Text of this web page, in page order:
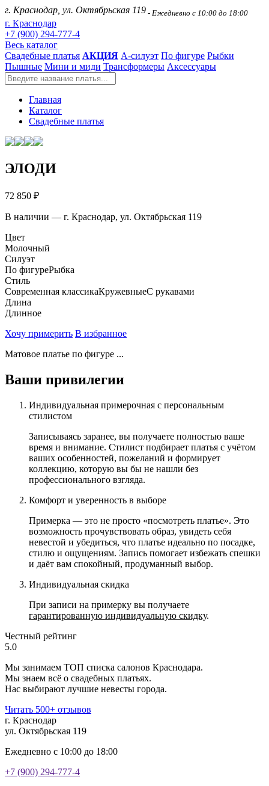
г. Краснодар, ул. Октябрьская 119 - Ежедневно с 10:00 до 18:00
г. Краснодар
+7 (900) 294-777-4
Весь каталог
Свадебные платья АКЦИЯ А-силуэт По фигуре Рыбки
Пышные Мини и миди Трансформеры Аксессуары
Главная
Каталог
Свадебные платья
ЭЛОДИ
72 850 ₽
В наличии — г. Краснодар, ул. Октябрьская 119
Цвет
Молочный
Силуэт
По фигуреРыбка
Стиль
Современная классикаКружевныеС рукавами
Длина
Длинное
Хочу примерить В избранное
Матовое платье по фигуре ...
Ваши привилегии
Индивидуальная примерочная с персональным
стилистом
Записываясь заранее, вы получаете полностью ваше
время и внимание. Стилист подбирает платья с учётом
ваших особенностей, пожеланий и формирует
коллекцию, которую вы бы не нашли без
профессионального взгляда.
Комфорт и уверенность в выборе
Примерка — это не просто «посмотреть платье». Это
возможность прочувствовать образ, увидеть себя
невестой и убедиться, что платье идеально по посадке,
стилю и ощущениям. Запись помогает избежать спешки
и даёт вам спокойный, продуманный выбор.
Индивидуальная скидка
При записи на примерку вы получаете
гарантированную индивидуальную скидку.
Честный рейтинг
5.0
Мы занимаем ТОП списка салонов Краснодара.
Мы знаем всё о свадебных платьях.
Нас выбирают лучшие невесты города.
Читать 500+ отзывов
г. Краснодар
ул. Октябрьская 119
Ежедневно с 10:00 до 18:00
+7 (900) 294-777-4